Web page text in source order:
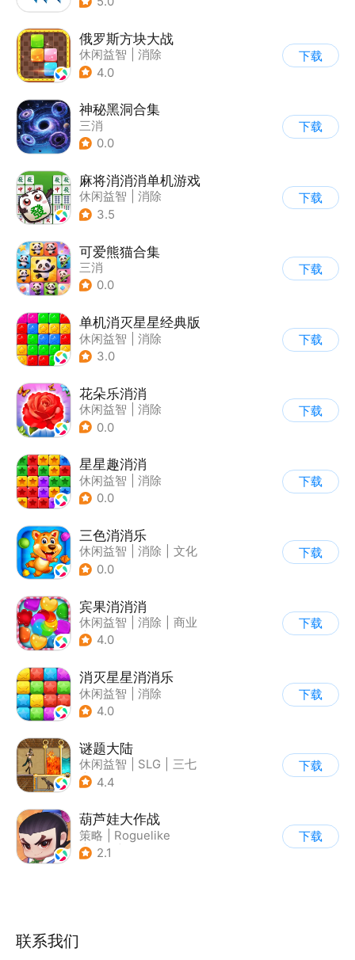
俄罗斯方块大战
休闲益智
消除
| 俄罗斯方块
4.0
下载
神秘黑洞合集
三消
0.0
下载
麻将消消消单机游戏
休闲益智
消除
3.5
下载
可爱熊猫合集
三消
0.0
下载
单机消灭星星经典版
休闲益智
消除
3.0
下载
花朵乐消消
休闲益智
消除
0.0
下载
星星趣消消
休闲益智
消除
0.0
下载
三色消消乐
休闲益智 消除
文化
| 写实
0.0
下载
宾果消消消
休闲益智 消除
商业
| 宾果消消消
4.0
下载
消灭星星消消乐
休闲益智
消除
4.0
下载
谜题大陆
休闲益智 SLG
三七
| 策略
4.4
下载
葫芦娃大作战
策略
Roguelike
| 神话
2.1
下载
联系我们